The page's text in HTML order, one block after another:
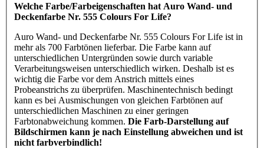
Welche Farbe/Farbeigenschaften hat Auro Wand- und
Deckenfarbe Nr. 555 Colours For Life?
Auro Wand- und Deckenfarbe Nr. 555 Colours For Life ist in
mehr als 700 Farbtönen lieferbar. Die Farbe kann auf
unterschiedlichen Untergründen sowie durch variable
Verarbeitungsweisen unterschiedlich wirken. Deshalb ist es
wichtig die Farbe vor dem Anstrich mittels eines
Probeanstrichs zu überprüfen. Maschinentechnisch bedingt
kann es bei Ausmischungen von gleichen Farbtönen auf
unterschiedlichen Maschinen zu einer geringen
Farbtonabweichung kommen. Die Farb-Darstellung auf
Bildschirmen kann je nach Einstellung abweichen und ist
nicht farbverbindlich!